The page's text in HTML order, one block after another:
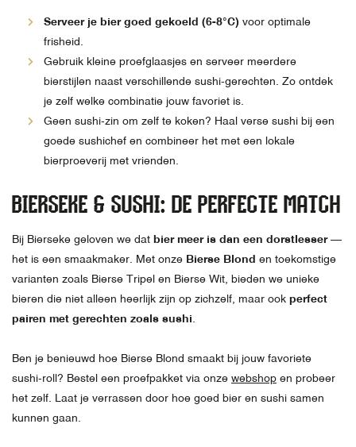
Serveer je bier goed gekoeld (6-8°C) voor optimale
frisheid.
Gebruik kleine proefglaasjes en serveer meerdere
bierstijlen naast verschillende sushi-gerechten. Zo ontdek
je zelf welke combinatie jouw favoriet is.
Geen sushi-zin om zelf te koken? Haal verse sushi bij een
goede sushichef en combineer het met een lokale
bierproeverij met vrienden.
BIERSEKE & SUSHI: DE PERFECTE MATCH
Bij Bierseke geloven we dat bier meer is dan een dorstlesser—
het is een smaakmaker. Met onze Bierse Blond en toekomstige
varianten zoals Bierse Tripel en Bierse Wit, bieden we unieke
bieren die niet alleen heerlijk zijn op zichzelf, maar ook perfect
pairen met gerechten zoals sushi
Ben je benieuwd hoe Bierse Blond smaakt bij jouw favoriete
sushi-roll? Bestel een proefpakket via onze webshop en probeer
het zelf. Laat je verrassen door hoe goed bier en sushi samen
kunnen gaan.